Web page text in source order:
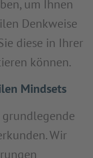
um Ihnen
Denkweise
diese in Ihrer
können.
Mindsets
Wir